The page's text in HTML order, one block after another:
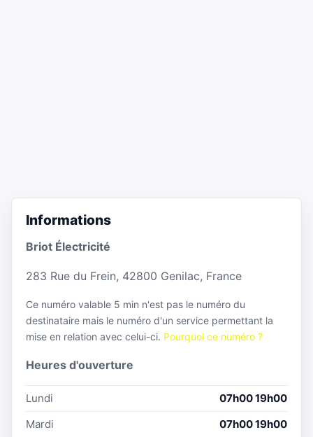
Informations
Briot Électricité
283 Rue du Frein, 42800 Genilac, France
Ce numéro valable 5 min n'est pas le numéro du
destinataire mais le numéro d'un service permettant la
mise en relation avec celui-ci. Pourquoi ce numéro ?
Heures d'ouverture
Lundi
07h00 19h00
Mardi
07h00 19h00